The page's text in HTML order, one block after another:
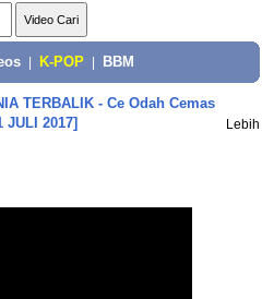
K-POP BBM
TERBALIK - Ce Odah Cemas
JULI 2017]
Lebih